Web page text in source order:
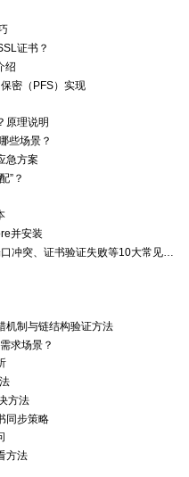
证书？
绍
密（PFS）实现
原理说明
些场景？
急方案
”？
并安装
机制与链结构验证方法
求场景？
方法
同步策略
方法